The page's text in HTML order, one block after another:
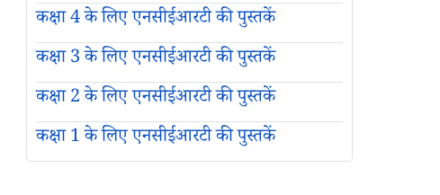
कक्षा 4 के लिए एनसीईआरटी की पुस्तकें
कक्षा 3 के लिए एनसीईआरटी की पुस्तकें
कक्षा 2 के लिए एनसीईआरटी की पुस्तकें
कक्षा 1 के लिए एनसीईआरटी की पुस्तकें